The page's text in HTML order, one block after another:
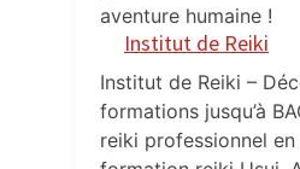
aventure humaine !
Institut de Reiki
Institut de Reiki –
formations jusqu’à
reiki professionnel